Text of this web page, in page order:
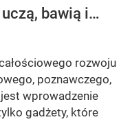
bawią i…
rozwoju
poznawczego,
wprowadzenie
gadżety, które